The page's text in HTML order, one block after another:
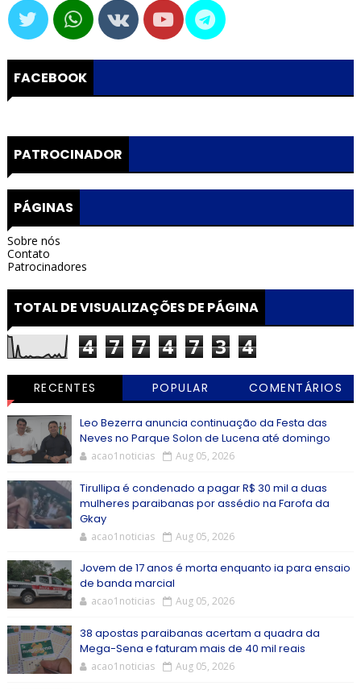
FACEBOOK
PATROCINADOR
PÁGINAS
Sobre nós
Contato
Patrocinadores
TOTAL DE VISUALIZAÇÕES DE PÁGINA
4 7 7 4 7 3 4
RECENTES POPULAR COMENTÁRIOS
Leo Bezerra anuncia continuação da Festa das
Neves no Parque Solon de Lucena até domingo
acao1noticias Aug 05, 2026
Tirullipa é condenado a pagar R$ 30 mil a duas
mulheres paraibanas por assédio na Farofa da
Gkay
acao1noticias Aug 05, 2026
Jovem de 17 anos é morta enquanto ia para ensaio
de banda marcial
acao1noticias Aug 05, 2026
38 apostas paraibanas acertam a quadra da
Mega-Sena e faturam mais de 40 mil reais
acao1noticias Aug 05, 2026